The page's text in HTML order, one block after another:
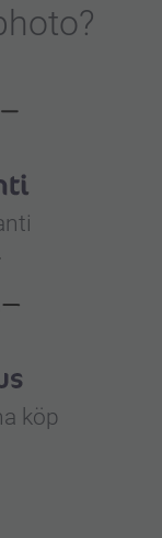
?
köp